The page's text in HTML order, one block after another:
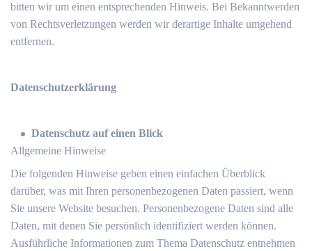
bitten wir um einen entsprechenden Hinweis. Bei Bekanntwerden
von Rechtsverletzungen werden wir derartige Inhalte umgehend
entfernen.
Datenschutzerklärung
Datenschutz auf einen Blick
Allgemeine Hinweise
Die folgenden Hinweise geben einen einfachen Überblick
darüber, was mit Ihren personenbezogenen Daten passiert, wenn
Sie unsere Website besuchen. Personenbezogene Daten sind alle
Daten, mit denen Sie persönlich identifiziert werden können.
Ausführliche Informationen zum Thema Datenschutz entnehmen